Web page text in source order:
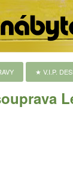
★ V.I.P.